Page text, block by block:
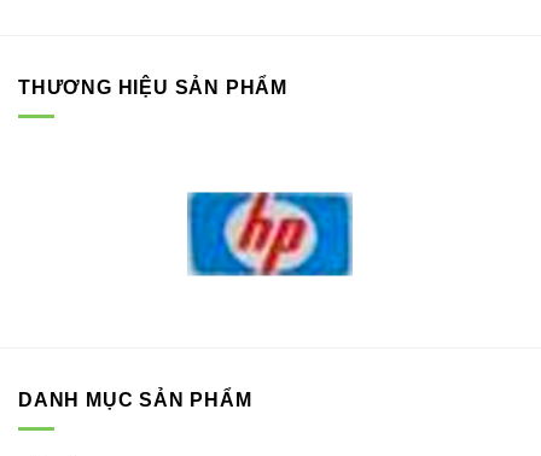
THƯƠNG HIỆU SẢN PHẨM
DANH MỤC SẢN PHẨM